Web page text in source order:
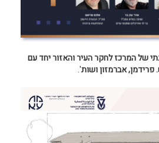
של המרכז לחקר העיר והאזור יחד עם
אברמזון ושות'.